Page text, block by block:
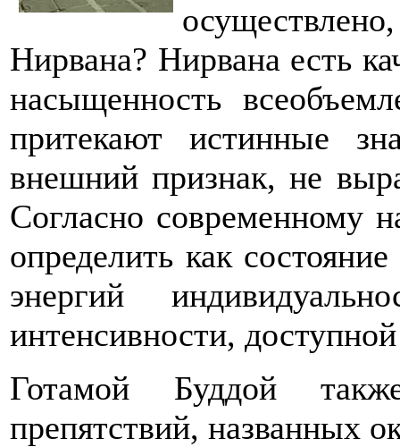
Нирвана? Нирвана есть
насыщенность
притекают истинные
внешний признак, не
Согласно современному
определить как
энергий
интенсивности,
Готамой Буддой
препятствий, названных